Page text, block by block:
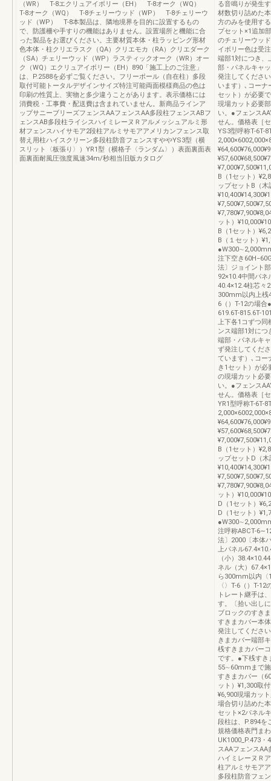
（WR） T-8エクリュアイボリー（EH） T-8オーク（WQ）
T-8オーク（WQ） T-8チェリーウッド（WP） T-8チェリーウ
ッド（WP） T-8本製品は、隣地境界を目的に設置するもの
で、防護柵や手すりの機能はありません。設置場所と機能に合
った製品をお選びください。主要材質本体・柱ラッピング形材
色本体・柱クリエラスク（QA）クリエモカ（RA）クリエダーク
（SA）チェリーウッド（WP）ラスティックオーク（WR）オー
ク（WQ）エクリュアイボリー（EH）890「施工上のご注意」
は、P.2588を必ずご覧ください。フリーポール（自在柱）多段
取付可能トータルデザインサイズ特注可能両面模様商品の色は
印刷の性質上、実物と多少違うことがあります。表示価格には
消費税・工事費・配送費は含まれていません。新商品ラインア
ップサニーブリーズフェンスAAフェンスAA多段柱フェンスABフ
ェンスAB多段柱ライシスハイミレーヌＲアルメッシュアルミ形
材フェンスハイサモア2段柱アルミサモアアメリカンフェンス取
替え用柱ハイスクリーン多段柱防音フェンスすややYS3型（横
スリット〈板張り〉）YR1型（横格子〈ランダム〉）表面裏面表
面裏面耐風圧強度風速34m/秒相当旧版カタログ
る音鳴りが発生
材数切り詰めた
方のみを使用す
プセット×1追加
のチェリーウッ
イボリー色は受
端部1対につき、
部・パネルキャ
発注してくださ
います）､コーナ
セット）が必要
現場カット必要
い。●フェンス
せん。価格表［
YS3型呼称T-6T-
B（1セット）
ップセットB（
ット）
B（1セット）
B（１セット）
注下空き
法〕ジョイント
92×10.4中間パネ
40.4×12.4柱芯々
300mm以内上桟
6（）T-12の場合
619.6T-815.6T-
上下各1コずつ同
ンス端部1対につ
端部・パネルキ
ず発注してくだ
ています）､コー
き1セット）が必
の現場カット必
い。●フェンス
せん。価格表［
YR1型呼称T-6T-
B（1セット）
ップセットD（
ット）
D（1セット）
D（1セット）
注呼称ABCT-
法〕2000〔本体
上パネル
（小）
ネル（大）
ら300mm以内〈
〈〉T-6（）T-
トレート継手は
す。〔拾い出し
ブロックのすき
すきまカバー本
発注してくださ
きまカバー端部
桟すきまカバー
です。●下桟すき
55∼60mmまで施
すきまカバー（
ット）¥1,300取
¥6,900現場カッ
場合切り詰めた
セット×2パネル
段柱は、P.894を
規格価格表門ま
UK1000_P.473
スAAフェンス
ハイミレーヌＲ
柱アルミサモア
多段柱防音フェ